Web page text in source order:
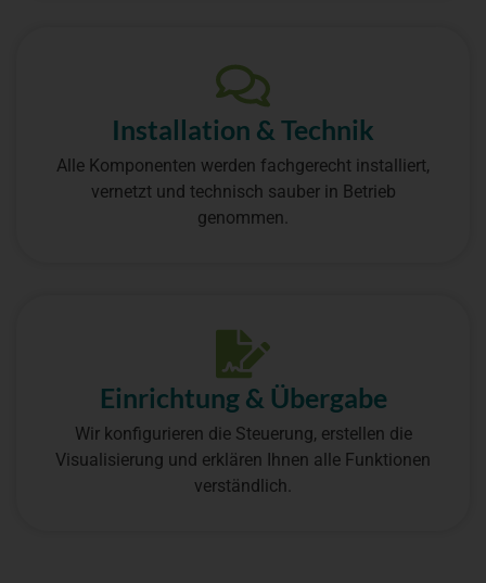
Installation & Technik
Alle Komponenten werden fachgerecht installiert,
vernetzt und technisch sauber in Betrieb
genommen.
Einrichtung & Übergabe
Wir konfigurieren die Steuerung, erstellen die
Visualisierung und erklären Ihnen alle Funktionen
verständlich.